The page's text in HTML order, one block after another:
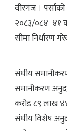
वीरगंज ।
२०८३/०८४ ४१
सीमा निर्धारण
संघीय
समानीकरण
करोड ८९ लाख
संघीय विशेष